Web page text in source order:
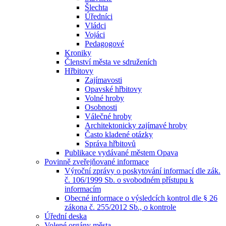
Šlechta
Úředníci
Vládci
Vojáci
Pedagogové
Kroniky
Členství města ve sdruženích
Hřbitovy
Zajímavosti
Opavské hřbitovy
Volné hroby
Osobnosti
Válečné hroby
Architektonicky zajímavé hroby
Často kladené otázky
Správa hřbitovů
Publikace vydávané městem Opava
Povinně zveřejňované informace
Výroční zprávy o poskytování informací dle zák.
č. 106/1999 Sb. o svobodném přístupu k
informacím
Obecné informace o výsledcích kontrol dle § 26
zákona č. 255/2012 Sb., o kontrole
Úřední deska